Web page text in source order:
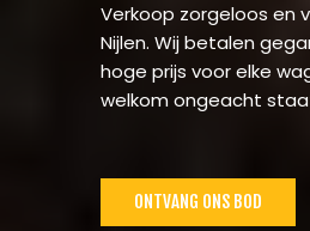
Verkoop zorgeloos en
Nijlen. Wij betalen
hoge prijs voor elke
welkom ongeacht
ONTVANG ONS BOD